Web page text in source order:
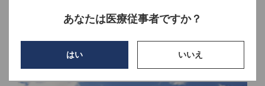
あなたは医療従事者ですか？
はい いいえ
小型大出力を可能にした技術。
大阪と福島で治験が進む